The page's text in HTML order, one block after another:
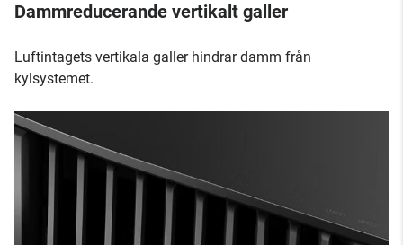
Dammreducerande vertikalt galler
Luftintagets vertikala galler hindrar damm från
kylsystemet.